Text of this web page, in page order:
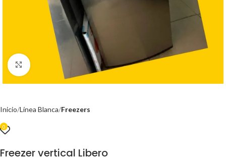
Clic para ampliar
Inicio Línea Blanca Freezers
0
Freezer vertical Libero